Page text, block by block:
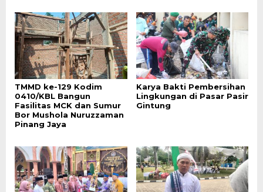
TMMD ke-129 Kodim
0410/KBL Bangun
Fasilitas MCK dan Sumur
Bor Mushola Nuruzzaman
Pinang Jaya
Karya Bakti Pembersihan
Lingkungan di Pasar Pasir
Gintung